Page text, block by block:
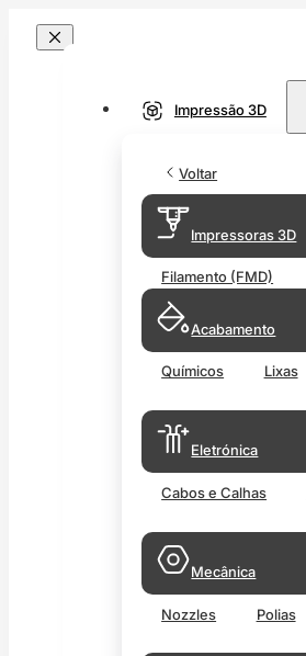
Impressão 3D
Voltar
Impressoras 3D
Filamento (FMD)
Acabamento
Químicos Lixas
Eletrónica
Cabos e Calhas
Mecânica
Nozzles Polias